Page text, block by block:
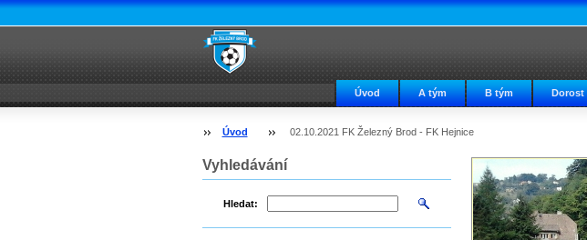
Úvod A tým B tým Dorost
Úvod 02.10.2021 FK Železný Brod - FK Hejnice
Vyhledávání
Hledat: